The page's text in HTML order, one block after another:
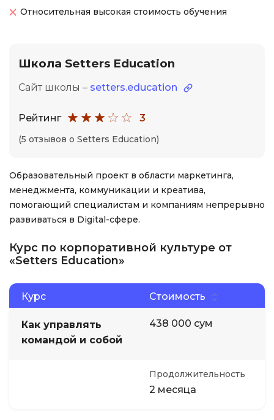
Относительная высокая стоимость обучения
Школа Setters Education
Сайт школы – setters.education
Рейтинг 3
(5 отзывов о Setters Education)
Образовательный проект в области маркетинга,
менеджмента, коммуникации и креатива,
помогающий специалистам и компаниям непрерывно
развиваться в Digital-сфере.
Курс по корпоративной культуре от
«Setters Education»
Курс Стоимость
Как управлять
командой и собой
438 000 сум
Продолжительность
2 месяца